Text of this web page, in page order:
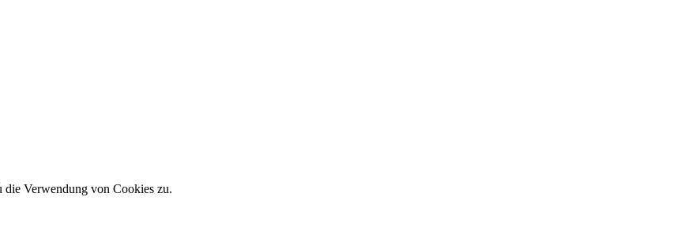
die Verwendung von Cookies zu.